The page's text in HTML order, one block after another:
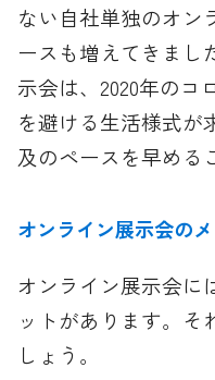
ない自社単独のオン
ースも増えてきまし
示会は、2020年のコ
を避ける生活様式が
及のペースを早める
オンライン展示会の
オンライン展示会に
ットがあります。そ
しょう。